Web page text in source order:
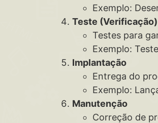
Exemplo:
Teste (Verificação)
Testes para
Exemplo:
Implantação
Entrega do
Exemplo:
Manutenção
Correção de